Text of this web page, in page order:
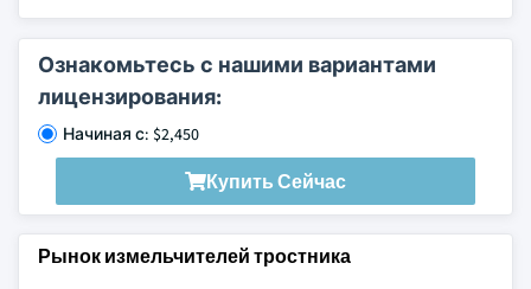
Ознакомьтесь с нашими вариантами
лицензирования:
Начиная с: $2,450
Купить Сейчас
Рынок измельчителей тростника